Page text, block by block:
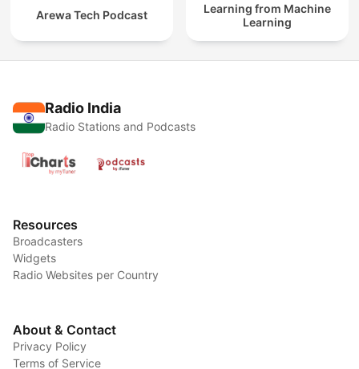
Arewa Tech Podcast
Learning from Machine
Learning
Radio India
Radio Stations and Podcasts
Resources
Broadcasters
Widgets
Radio Websites per Country
About & Contact
Privacy Policy
Terms of Service